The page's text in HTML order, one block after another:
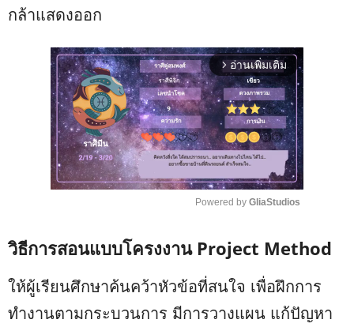
กล้าแสดงออก
arrow_forward_ios อ่านเพิ่มเติม
u
Powered by GliaStudios
วิธีการสอนแบบโครงงาน Project Method
ให้ผู้เรียนศึกษาค้นคว้าหัวข้อที่สนใจ เพื่อฝึกการ
ทำงานตามกระบวนการ มีการวางแผน แก้ปัญหา